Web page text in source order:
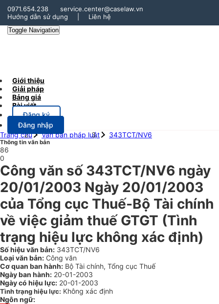
0971.654.238
service.center@caselaw.vn
Hướng dẫn sử dụng
Liên hệ
Toggle Navigation
Giới thiệu
Giải pháp
Bảng giá
Bài viết
Đăng ký
Đăng nhập
Trang chủ
Văn bản pháp luật 343TCT/NV6
Thông tin văn bản
86
0
Công văn số 343TCT/NV6 ngày
20/01/2003 Ngày 20/01/2003
của Tổng cục Thuế-Bộ Tài chính
về việc giảm thuế GTGT (Tình
trạng hiệu lực không xác định)
Số hiệu văn bản: 343TCT/NV6
Loại văn bản: Công văn
Cơ quan ban hành: Bộ Tài chính, Tổng cục Thuế
Ngày ban hành: 20-01-2003
Ngày có hiệu lực: 20-01-2003
Tình trạng hiệu lực: Không xác định
Ngôn ngữ: